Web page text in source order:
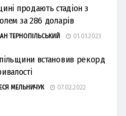
продають стадіон з
за 286 доларів
ТЕРНОПІЛЬСЬКИЙ 01.01.2023
встановив рекорд
МЕЛЬНИЧУК 07.02.2022